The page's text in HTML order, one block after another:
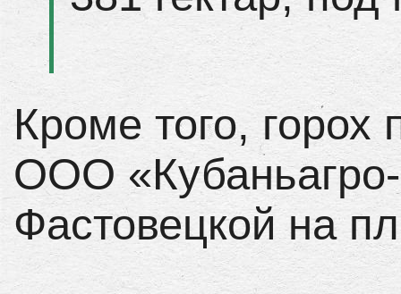
Кроме того,
ООО
Фастовецкой на